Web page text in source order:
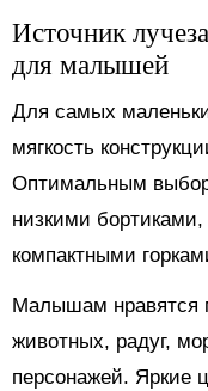
Источник
для малышей
Для самых
мягкость
Оптимальным
низкими
компактными
Малышам нравятся
животных, радуг,
персонажей. Яркие